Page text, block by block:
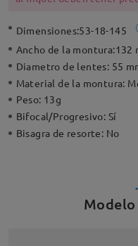
Dimensiones:53-18-145
Ancho de la montura:132
Diametro de lentes: 55
Material de la montura:
Peso: 13g
Bifocal/Progresivo: Sí
Bisagra de resorte: No